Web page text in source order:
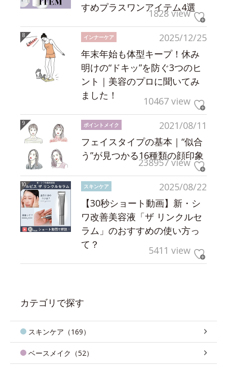
すめプラスワンアイテム4選
1828 view
2025/12/25
インナーケア
年末年始も体型キープ！休み
明けの“ドキッ”を防ぐ3つのヒ
ント｜美容のプロに聞いてみ
ました！
10467 view
2021/08/11
ポイントメイク
フェイスタイプの基本｜“似合
う”が見つかる16種類の顔印象
238957 view
2025/08/22
スキンケア
【30秒ショート動画】新・シ
ワ改善美容液「ザ リンクルセ
ラム」のおすすめの使い方っ
て？
5411 view
カテゴリで探す
スキンケア（169）
ベースメイク（52）